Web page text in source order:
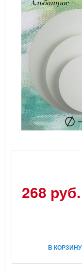
268 руб.
В КОРЗИНУ